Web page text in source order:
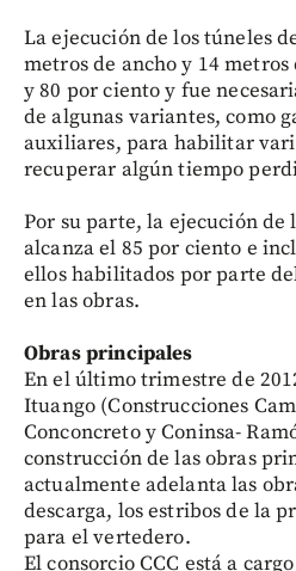
La ejecución de los túneles
metros de ancho y 14
y 80 por ciento y fue
de algunas variantes, como
auxiliares, para habilitar
recuperar algún tiempo
Por su parte, la ejecución de
alcanza el 85 por ciento e
ellos habilitados por parte
en las obras.
Obras principales
En el último trimestre de
Ituango (Construcciones
Conconcreto y Coninsa-
construcción de las obras
actualmente adelanta las
descarga, los estribos de la
para el vertedero.
El consorcio CCC está a